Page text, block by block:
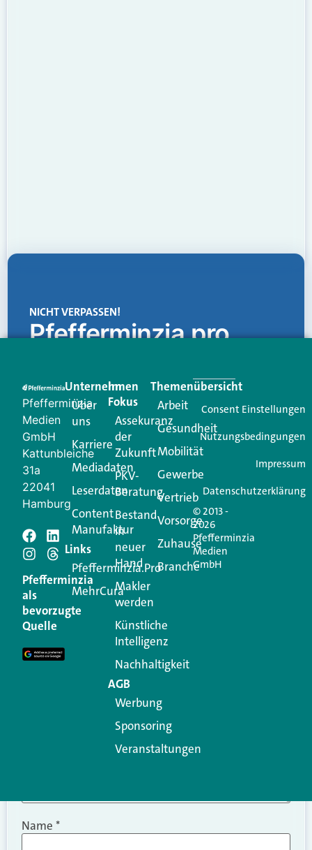
NICHT VERPASSEN!
Pfefferminzia.pro
Creator für Ihre Kundenkommunikation. Alles, was
Ihren Vertriebsalltag leichter macht. Mit nur einem
Login.
Jetzt anmelden
Schreiben Sie einen
Kommentar
Ihre E-Mail-Adresse wird nicht veröffentlicht.
Erforderliche Felder sind mit
Kommentar
Name *
Pfefferminzia
Medien
GmbH
Kattunbleiche
31a
22041
Hamburg
Pfefferminzia
als
bevorzugte
Quelle
Unternehmen
Über
uns
Karriere
Mediadaten
Leserdaten
Content
Manufaktur
Links
Pfefferminzia.Pro
MehrCura
Im
Fokus
Assekuranz
der
Zukunft
PKV-
Beratung
Bestand
in
neuer
Hand
Makler
werden
Künstliche
Intelligenz
Nachhaltigkeit
AGB
Werbung
Sponsoring
Veranstaltungen
Themenübersicht
Arbeit
Gesundheit
Mobilität
Gewerbe
Vertrieb
Vorsorge
Zuhause
Branche
© 2013 -
2026
Pfefferminzia
Medien
GmbH
Consent Einstellungen
Nutzungsbedingungen
Impressum
Datenschutzerklärung